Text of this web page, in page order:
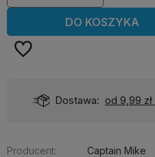
DO KOSZYKA
Dostawa: od 9,99 zł
Producent:
Captain Mike